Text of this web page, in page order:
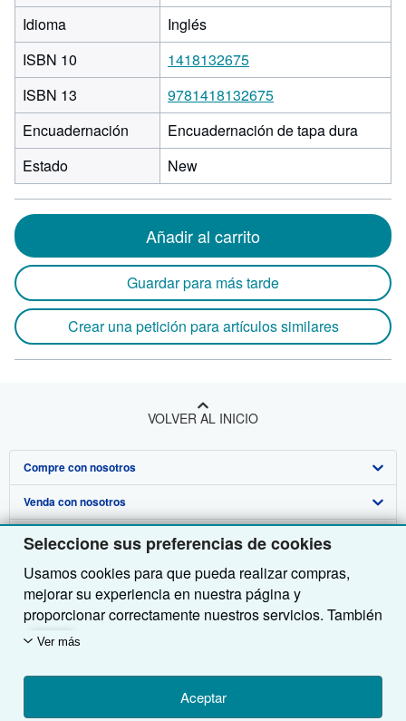
Seleccione sus preferencias de cookies
Usamos cookies para que pueda realizar compras,
mejorar su experiencia en nuestra página y
proporcionar correctamente nuestros servicios. También
utilizamos cookies para comprender el modo en que los
midiendo las visitas al sitio) y así poder realizar
mejoras. Si está de acuerdo, también utilizaremos
Ver más
Aceptar
Idioma
Inglés
ISBN 10
1418132675
ISBN 13
9781418132675
Encuadernación
Encuadernación de tapa dura
Estado
New
Añadir al carrito
Guardar para más tarde
Crear una petición para artículos similares
VOLVER AL INICIO
Compre con nosotros
Búsqueda avanzada
Colecciones
Mi cuenta
Mis pedidos
Ver carrito
Venda con nosotros
Comenzar a vender
Únase a nuestro programa de afiliados
Recomiende un vendedor
Sobre nosotros
Sobre IberLibro
Medios
Empleo
Política de Privacidad
Obtener Ayuda
Preguntas frecuentes y guías
Atención al Cliente
Otras compañías de AbeBooks
AbeBooks.com
AbeBooks.co.uk
Siga a IberLibro